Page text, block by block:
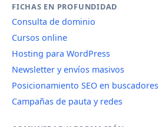
FICHAS EN PROFUNDIDAD
Consulta de dominio
Cursos online
Hosting para WordPress
Newsletter y envíos masivos
Posicionamiento SEO en buscadores
Campañas de pauta y redes